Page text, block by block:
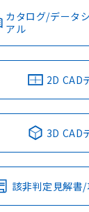
カタログ/データ
アル
2D CAD
3D CAD
該非判定見解書